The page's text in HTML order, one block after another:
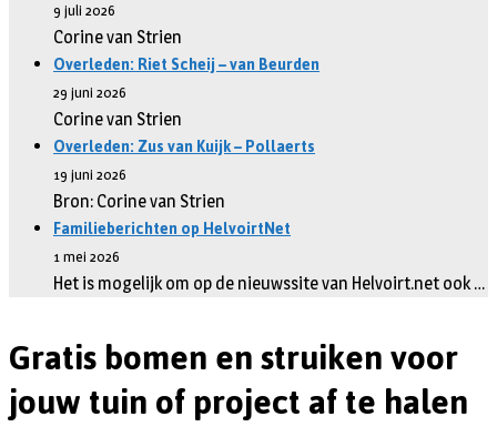
9 juli 2026
Corine van Strien
Overleden: Riet Scheij – van Beurden
29 juni 2026
Corine van Strien
Overleden: Zus van Kuijk – Pollaerts
19 juni 2026
Bron: Corine van Strien
Familieberichten op HelvoirtNet
1 mei 2026
Het is mogelijk om op de nieuwssite van Helvoirt.net ook …
Gratis bomen en struiken voor
jouw tuin of project af te halen